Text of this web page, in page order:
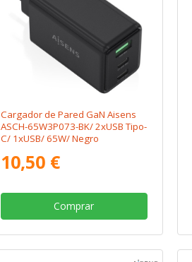
Cargador de Pared GaN Aisens
ASCH-65W3P073-BK/ 2xUSB Tipo-
C/ 1xUSB/ 65W/ Negro
10,50 €
Comprar